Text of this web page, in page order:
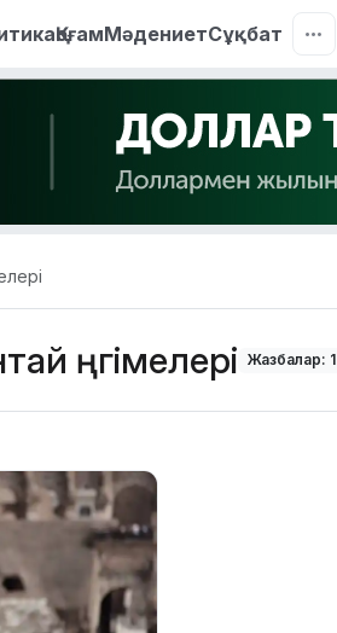
ҚоғамМәдениетСұқбат
әңгімелері Жазбалар: 1